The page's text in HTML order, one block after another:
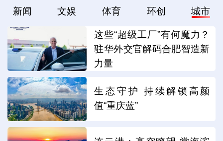
新闻 文娱 体育 环创 城市
这些“超级工厂”有何魔力？
驻华外交官解码合肥智造新
力量
生态守护 持续解锁高颜
值“重庆蓝”